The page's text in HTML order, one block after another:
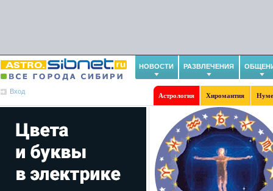
НОВОСТИ РАЗВЛЕЧЕНИЯ
Вход
Астрология Хиромантия